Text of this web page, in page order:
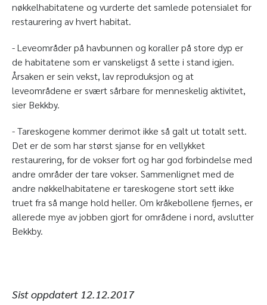
nøkkelhabitatene og vurderte det samlede potensialet for
restaurering av hvert habitat.
- Leveområder på havbunnen og koraller på store dyp er
de habitatene som er vanskeligst å sette i stand igjen.
Årsaken er sein vekst, lav reproduksjon og at
leveområdene er svært sårbare for menneskelig aktivitet,
sier Bekkby.
- Tareskogene kommer derimot ikke så galt ut totalt sett.
Det er de som har størst sjanse for en vellykket
restaurering, for de vokser fort og har god forbindelse med
andre områder der tare vokser. Sammenlignet med de
andre nøkkelhabitatene er tareskogene stort sett ikke
truet fra så mange hold heller. Om kråkebollene fjernes, er
allerede mye av jobben gjort for områdene i nord, avslutter
Bekkby.
Sist oppdatert 12.12.2017